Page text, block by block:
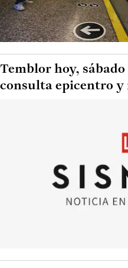
Temblor hoy,
consulta epicentro